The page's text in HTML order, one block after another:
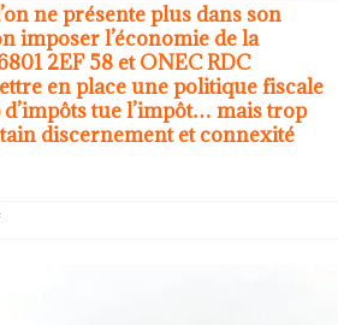
ne présente plus dans son
imposer l’économie de la
2EF 58 et ONEC RDC
en place une politique fiscale
tue l’impôt… mais trop
discernement et connexité